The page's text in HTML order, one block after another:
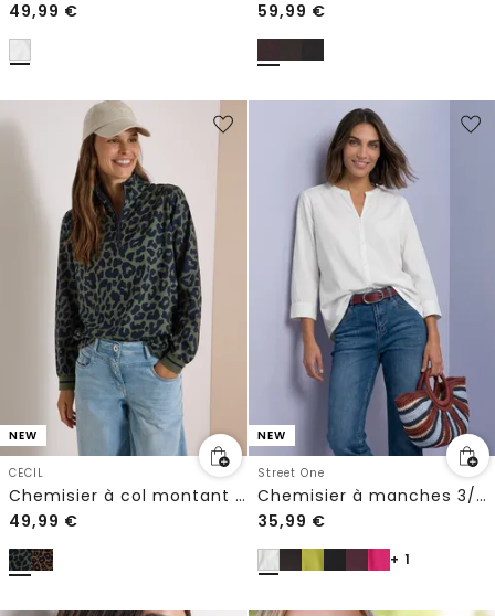
49,99 € 59,99 €
NEW
CECIL
Chemisier à col montant zippé
49,99 €
NEW
Street One
Chemisier à manches 3/4 et col fendu
35,99 €
+ 1